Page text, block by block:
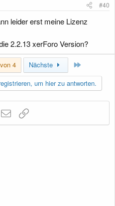
#40
leider erst meine Lizenz
2.2.13 xerForo Version?
4 Nächste
um hier zu antworten.
E-Mail